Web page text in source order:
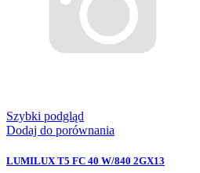
Szybki podgląd
Dodaj do porównania
LUMILUX T5 FC 40 W/840 2GX13